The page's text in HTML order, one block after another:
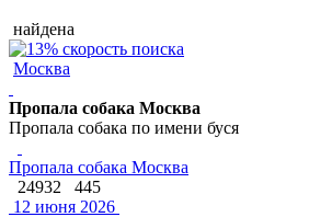
найдена
Москва
Пропала собака Москва
Пропала собака по имени буся
Пропала собака Москва
24932
445
12 июня 2026